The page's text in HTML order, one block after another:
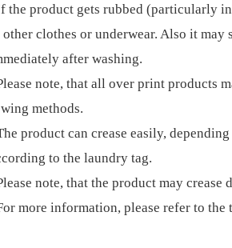
the product gets rubbed (particularly
other clothes or underwear. Also it
after washing.
note, that all over print products
methods.
product can crease easily,
to the laundry tag.
note, that the product may
more information, please refer to the